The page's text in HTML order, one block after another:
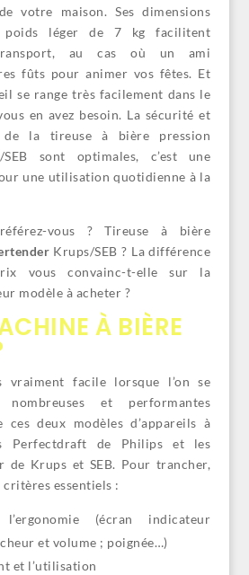
votre maison. Ses dimensions
poids léger de 7 kg facilitent
au cas où un ami
fûts pour animer vos fêtes. Et
se range très facilement dans le
en avez besoin. La sécurité et
de la tireuse à bière pression
SEB sont optimales, c’est une
une utilisation quotidienne à la
vous ? Tireuse à bière
Krups/SEB ? La différence
vous convainc-t-elle sur la
modèle à acheter ?
À BIÈRE
vraiment facile lorsque l’on se
et performantes
ces deux modèles d’appareils à
Perfectdraft de Philips et les
de Krups et SEB. Pour trancher,
essentiels :
(écran indicateur
et volume ; poignée…)
et l’utilisation